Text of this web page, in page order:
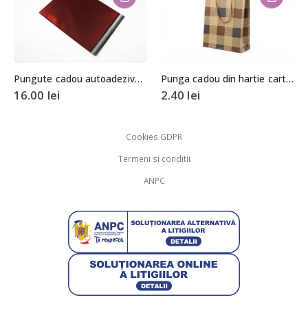
Pungute cadou autoadezive rosu metalizat 15x12cm (aprox. 50 buc. +/- 2 buc.)
16.00 lei
Punga cadou din hartie cartonata 6x15x20cm
2.40 lei
Cookies GDPR
Termeni si conditii
ANPC